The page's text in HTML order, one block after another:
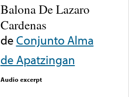
Balona De Lazaro
Cardenas
de Conjunto Alma
de Apatzingan
Audio excerpt